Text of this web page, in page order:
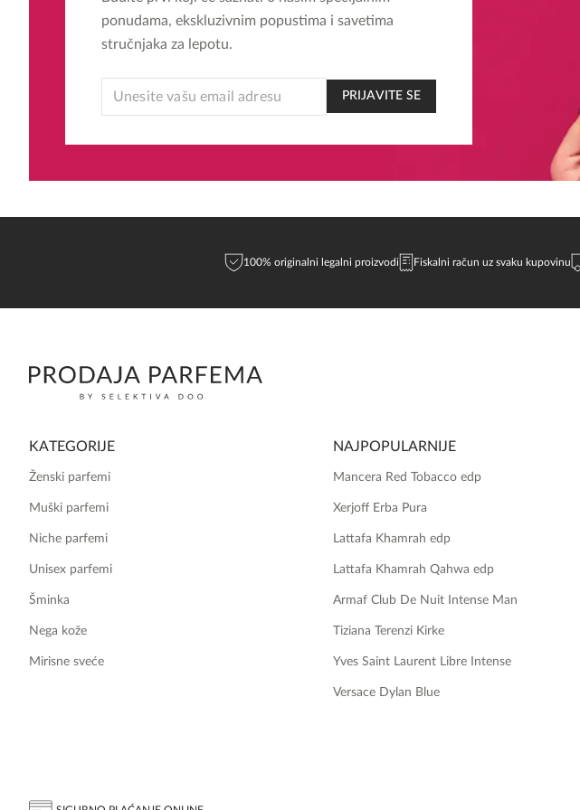
ponudama, ekskluzivnim popustima i savetima
stručnjaka za lepotu.
EMAIL
PRIJAVITE SE
100% originalni legalni proizvodi Fiskalni račun uz svaku kupovinu
KATEGORIJE
Ženski parfemi
Muški parfemi
Niche parfemi
Unisex parfemi
Šminka
Nega kože
Mirisne sveće
NAJPOPULARNIJE
Mancera Red Tobacco edp
Xerjoff Erba Pura
Lattafa Khamrah edp
Lattafa Khamrah Qahwa edp
Armaf Club De Nuit Intense Man
Tiziana Terenzi Kirke
Yves Saint Laurent Libre Intense
Versace Dylan Blue